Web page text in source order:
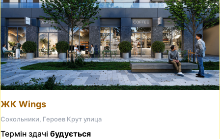
ЖК Wings
Сокольники, Героев Крут улица
Термін здачі будується